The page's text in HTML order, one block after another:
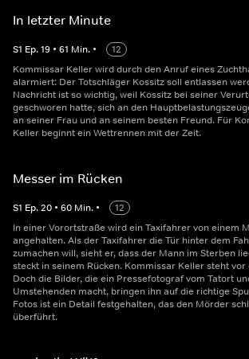
In letzter Minute
S1 Ep.19 • 61 Min. •
12
Kommissar Keller wird durch den Anruf eines
alarmiert: Der Totschläger Kossitz soll entlassen
Nachricht ist so wichtig, weil Kossitz bei seiner
geschworen hatte, sich an den
an seiner Frau und an seinem besten Freund. Für
Keller beginnt ein Wettrennen mit der Zeit.
Messer im Rücken
S1 Ep.20 • 60 Min. •
12
In einer Vorortstraße wird ein Taxifahrer von einem
angehalten. Als der Taxifahrer die Tür hinter dem
zumachen will, sieht er, dass der Mann im Sterben
steckt in seinem Rücken. Kommissar Keller steht vor
Doch die Bilder, die ein Pressefotograf vom Tatort
Umstehenden macht, bringen ihn auf die richtige
Fotos ist ein Detail festgehalten, das den Mörder
überführt.